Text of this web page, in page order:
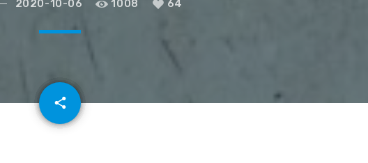
2020-10-06 1008 64
share
email